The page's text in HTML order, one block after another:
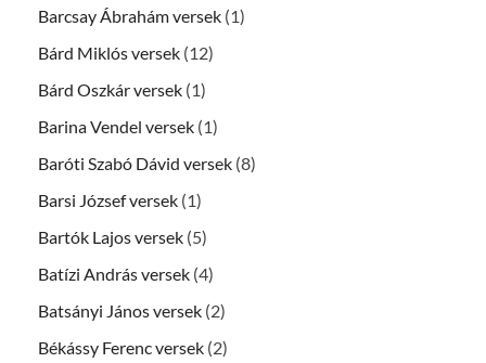
Barcsay Ábrahám versek (1)
Bárd Miklós versek (12)
Bárd Oszkár versek (1)
Barina Vendel versek (1)
Baróti Szabó Dávid versek (8)
Barsi József versek (1)
Bartók Lajos versek (5)
Batízi András versek (4)
Batsányi János versek (2)
Békássy Ferenc versek (2)